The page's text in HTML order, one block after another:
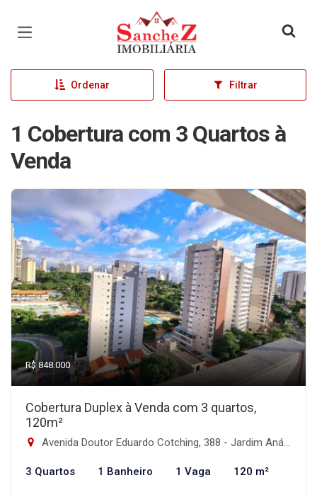
Página inicial
Ordenar Filtrar
1 Cobertura com 3 Quartos à
Venda
R$ 848.000
Cobertura Duplex à Venda com 3 quartos,
120m²
Avenida Doutor Eduardo Cotching, 388 - Jardim Anália Franco, São Paulo-SP
3 Quartos 1 Banheiro 1 Vaga 120 m²